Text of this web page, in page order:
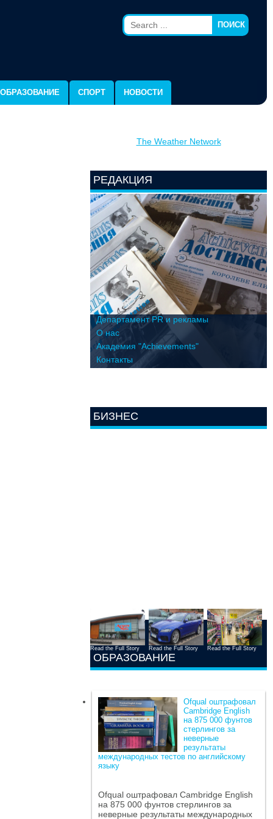
ПОИСК
ОБРАЗОВАНИЕ СПОРТ НОВОСТИ
The Weather Network
РЕДАКЦИЯ
Департамент PR и рекламы
О нас
Академия "Achievements"
Контакты
БИЗНЕС
Read the Full Story Read the Full Story Read the Full Story
ОБРАЗОВАНИЕ
Ofqual оштрафовал
Cambridge English
на 875 000 фунтов
стерлингов за
неверные
результаты
международных тестов по английскому
языку
Ofqual оштрафовал Cambridge English
на 875 000 фунтов стерлингов за
неверные результаты международных